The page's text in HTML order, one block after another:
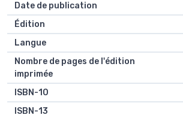
Date de publication
Édition
Langue
Nombre de pages de l'édition
imprimée
ISBN-10
ISBN-13